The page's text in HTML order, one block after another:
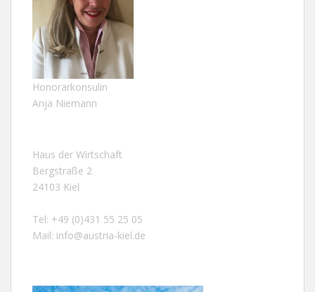
Honorarkonsulin
Anja Niemann
Haus der Wirtschaft
Bergstraße 2
24103 Kiel
Tel: +49 (0)431 55 25 05
Mail: info@austria-kiel.de